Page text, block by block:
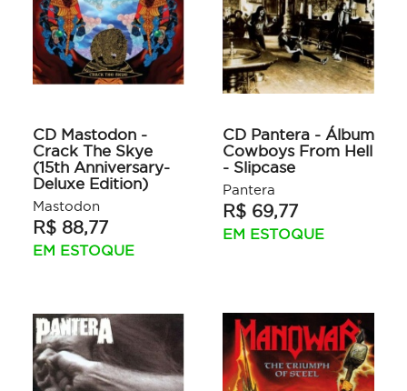
CD Mastodon -
Crack The Skye
(15th Anniversary-
Deluxe Edition)
Mastodon
R$ 88,77
EM ESTOQUE
CD Pantera - Álbum
Cowboys From Hell
- Slipcase
Pantera
R$ 69,77
EM ESTOQUE